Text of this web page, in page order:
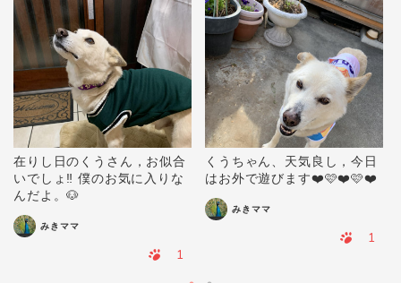
在りし日のくうさん，お似合
いでしょ‼️ 僕のお気に入りな
んだよ。🐶
みきママ
1
くうちゃん、天気良し，今日
はお外で遊びます❤️🩷❤️🩷❤️
みきママ
1